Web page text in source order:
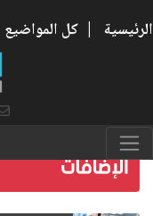
الرئيسية | كل المواضيع